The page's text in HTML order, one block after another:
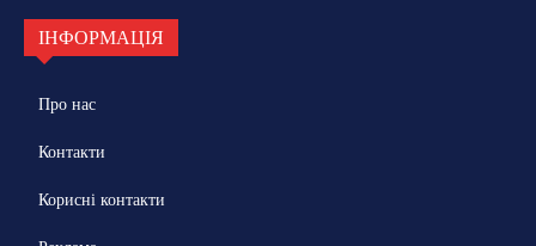
ІНФОРМАЦІЯ
Про нас
Контакти
Корисні контакти